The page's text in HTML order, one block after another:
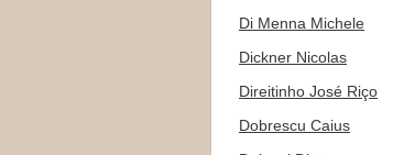
Di Menna Michele
Dickner Nicolas
Direitinho José Riço
Dobrescu Caius